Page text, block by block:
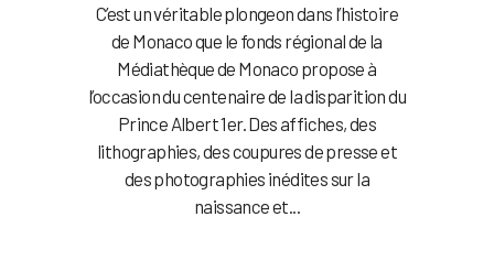
C’est un véritable plongeon dans l’histoire
de Monaco que le fonds régional de la
Médiathèque de Monaco propose à
l’occasion du centenaire de la disparition du
Prince Albert 1er. Des affiches, des
lithographies, des coupures de presse et
des photographies inédites sur la
naissance et...